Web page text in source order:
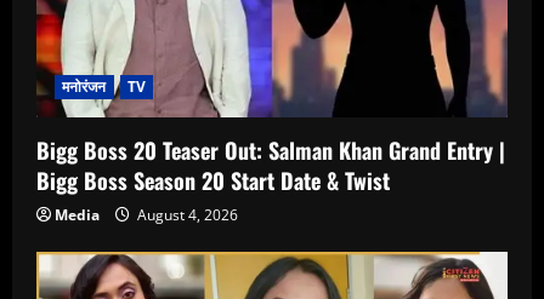
मनोरंजन TV
Bigg Boss 20 Teaser Out: Salman Khan Grand Entry |
Bigg Boss Season 20 Start Date & Twist
Media August 4, 2026